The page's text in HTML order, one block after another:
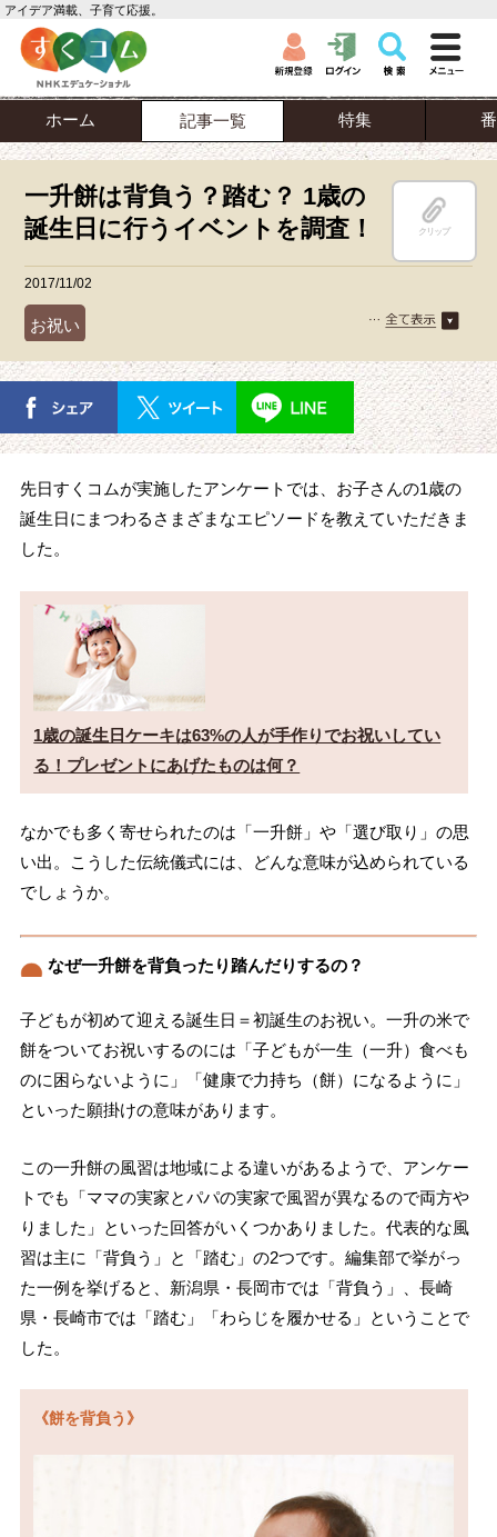
アイデア満載、子育て応援。
ホーム 記事一覧 特集
一升餅は背負う？踏む？ 1歳の
誕生日に行うイベントを調査！
クリップ
2017/11/02
お祝い
先日すくコムが実施したアンケートでは、お子さんの1歳の
誕生日にまつわるさまざまなエピソードを教えていただきま
した。
1歳の誕生日ケーキは63%の人が手作りでお祝いしてい
る！プレゼントにあげたものは何？
なかでも多く寄せられたのは「一升餅」や「選び取り」の思
い出。こうした伝統儀式には、どんな意味が込められている
でしょうか。
なぜ一升餅を背負ったり踏んだりするの？
子どもが初めて迎える誕生日＝初誕生のお祝い。一升の米で
餅をついてお祝いするのには「子どもが一生（一升）食べも
のに困らないように」「健康で力持ち（餅）になるように」
といった願掛けの意味があります。
この一升餅の風習は地域による違いがあるようで、アンケー
トでも「ママの実家とパパの実家で風習が異なるので両方や
りました」といった回答がいくつかありました。代表的な風
習は主に「背負う」と「踏む」の2つです。編集部で挙がっ
た一例を挙げると、新潟県・長岡市では「背負う」、長崎
県・長崎市では「踏む」「わらじを履かせる」ということで
した。
《餅を背負う》